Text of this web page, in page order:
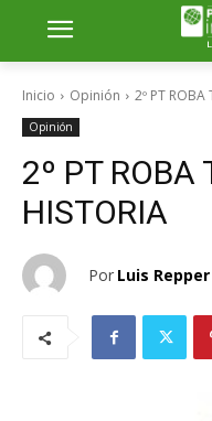
Inicio Opinión 2º PT ROBA
Opinión
2º PT ROBA
HISTORIA
Por Luis